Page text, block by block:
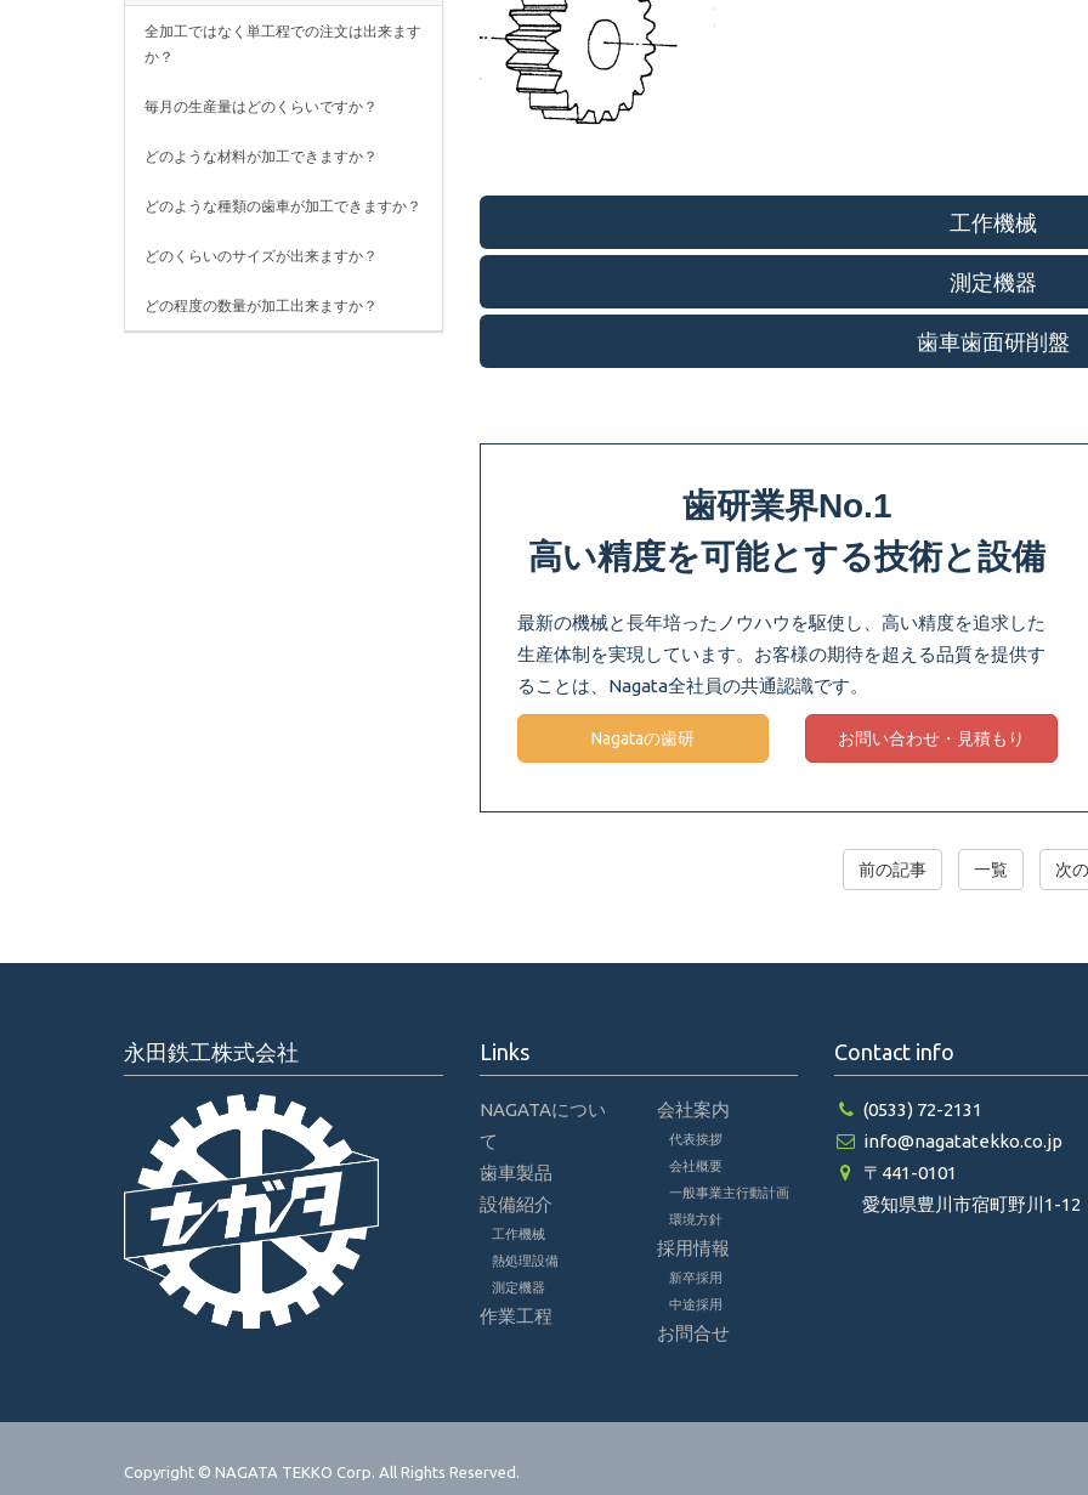
工作機械
測定機器
歯車歯面研削盤
歯研業界No.1
高い精度を可能とする技術と設備
最新の機械と長年培ったノウハウを駆使し、高い精度を追求した
生産体制を実現しています。お客様の期待を超える品質を提供す
ることは、Nagata全社員の共通認識です。
Nagataの歯研 お問い合わせ・見積もり
前の記事 一覧 次
全加工ではなく単工程での注文は出来ます
か？
毎月の生産量はどのくらいですか？
どのような材料が加工できますか？
どのような種類の歯車が加工できますか？
どのくらいのサイズが出来ますか？
どの程度の数量が加工出来ますか？
永田鉄工株式会社 Links
NAGATAについ
て
歯車製品
設備紹介
工作機械
熱処理設備
測定機器
作業工程
会社案内
代表挨拶
会社概要
一般事業主行動計画
環境方針
採用情報
新卒採用
中途採用
お問合せ
Contact info
(0533) 72-2131
info@nagatatekko.co.jp
〒441-0101
愛知県豊川市宿町野川1-12
Copyright © NAGATA TEKKO Corp. All Rights Reserved.